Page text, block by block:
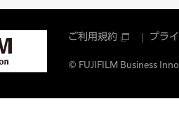
ご利用規約 プラ
© FUJIFILM Business